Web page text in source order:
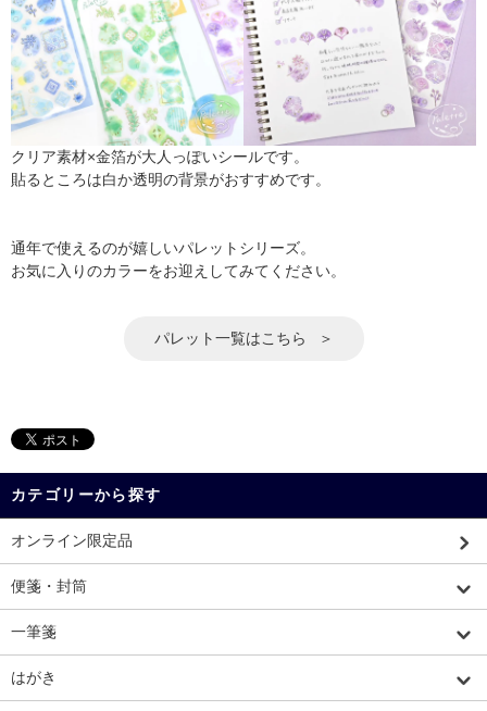
クリア素材×金箔が大人っぽいシールです。
貼るところは白か透明の背景がおすすめです。
通年で使えるのが嬉しいパレットシリーズ。
お気に入りのカラーをお迎えしてみてください。
パレット一覧はこちら
カテゴリーから探す
オンライン限定品
便箋・封筒
一筆箋
はがき